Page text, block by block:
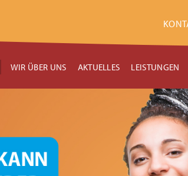
WIR ÜBER UNS AKTUELLES LEISTUNGEN